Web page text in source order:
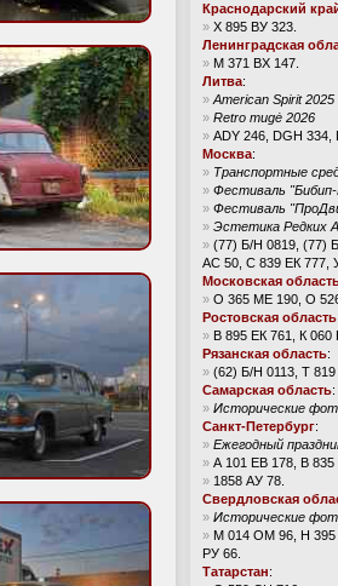
Краснодарский
» Х 895 ВУ 323.
Ленинградская
» М 371 ВХ 147.
Литва:
» American Spirit 2025
» Retro mugė 2026
» ADY 246, DGH 334,
Москва:
» Транспортные
» Фестиваль "Бибип-
» Фестиваль
» Эстетика Редких
» (77) Б/Н 0819, (77)
АС 50, С 839 ЕК 777,
Московская
» О 365 МЕ 190, О
Ростовская область
» В 895 ЕК 761, К 060
Рязанская область:
» (62) Б/Н 0113, Т
Самарская область:
» Исторические
Санкт-Петербург:
» Ежегодный
» А 101 ЕВ 178, В
» 1858 АУ 78.
Свердловская
» Исторические
» М 014 ОМ 96, Н
РУ 66.
Татарстан: